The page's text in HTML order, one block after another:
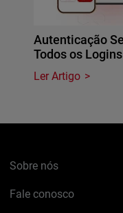
Autenticação
Todos os
Ler Artigo
Sobre nós
Fale conosco